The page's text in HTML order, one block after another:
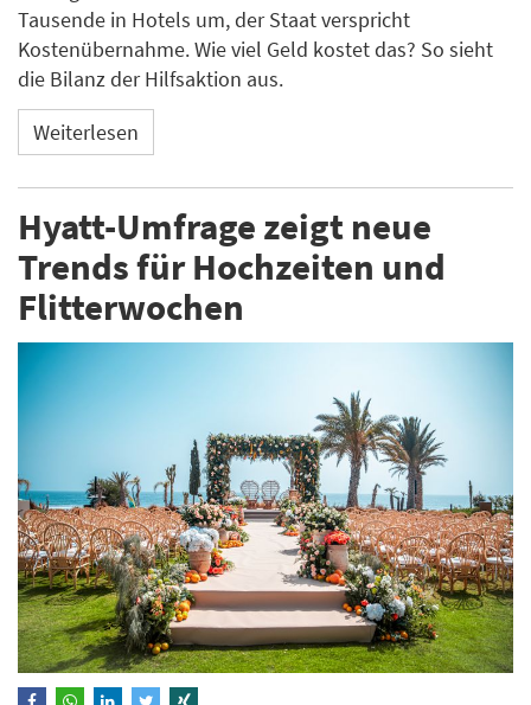
Tausende in Hotels um, der Staat verspricht
Kostenübernahme. Wie viel Geld kostet das? So sieht
die Bilanz der Hilfsaktion aus.
Weiterlesen
Hyatt-Umfrage zeigt neue
Trends für Hochzeiten und
Flitterwochen